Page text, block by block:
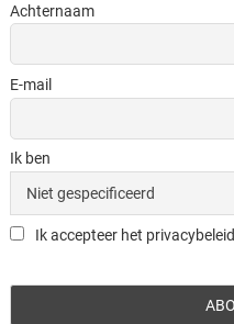
Achternaam
E-mail
Ik ben
Ik accepteer het privacybeleid